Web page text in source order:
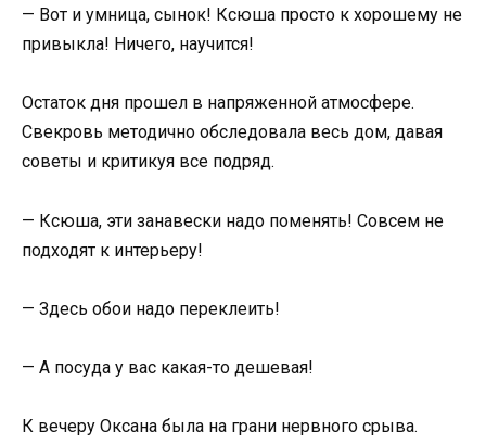
— Вот и умница, сынок! Ксюша просто к хорошему не
привыкла! Ничего, научится!
Остаток дня прошел в напряженной атмосфере.
Свекровь методично обследовала весь дом, давая
советы и критикуя все подряд.
— Ксюша, эти занавески надо поменять! Совсем не
подходят к интерьеру!
— Здесь обои надо переклеить!
— А посуда у вас какая-то дешевая!
К вечеру Оксана была на грани нервного срыва.